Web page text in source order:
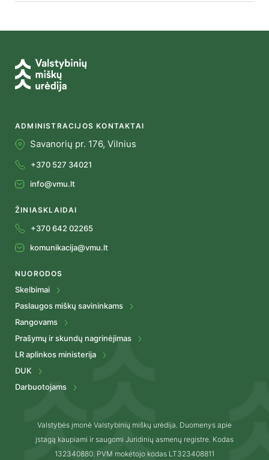
ADMINISTRACIJOS KONTAKTAI
Savanorių pr. 176, Vilnius
+370 527 34021
info@vmu.lt
ŽINIASKLAIDAI
+370 642 02265
komunikacija@vmu.lt
NUORODOS
Skelbimai
Paslaugos miškų savininkams
Rangovams
Prašymų ir skundų nagrinėjimas
LR aplinkos ministerija
DUK
Darbuotojams
Valstybės įmonė Valstybinių miškų urėdija. Duomenys apie
įstagą kaupiami ir saugomi Juridinių asmenų registre. Kodas
132340880. PVM mokėtojo kodas LT323408811